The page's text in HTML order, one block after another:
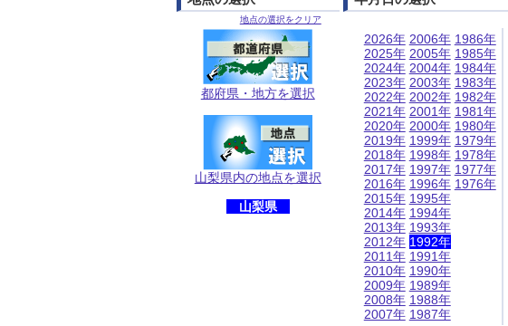
地点の選択をクリア
都府県・地方を選択
山梨県内の地点を選択
山梨県
2026年
2025年
2024年
2023年
2022年
2021年
2020年
2019年
2018年
2017年
2016年
2015年
2014年
2013年
2012年
2011年
2010年
2009年
2008年
2007年
2006年
2005年
2004年
2003年
2002年
2001年
2000年
1999年
1998年
1997年
1996年
1995年
1994年
1993年
1992年
1991年
1990年
1989年
1988年
1987年
1986年
1985年
1984年
1983年
1982年
1981年
1980年
1979年
1978年
1977年
1976年